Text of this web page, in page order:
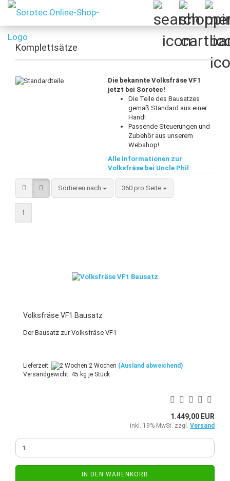
Komplettsätze
Die bekannte Volksfräse VF1
jetzt bei Sorotec!
Die Teile des Bausatzes
gemäß Standard aus einer
Hand!
Passende Steuerungen und
Zubehör aus unserem
Webshop!
Alle Informationen zur
Volksfräse bei Uncle Phil
Sortieren nach
Sortieren nach 360 pro Seite
pro Seite
1
Volksfräse VF1 Bausatz
Der Bausatz zur Volksfräse VF1
Lieferzeit: 2 Wochen (Ausland abweichend)
Versandgewicht: 45 kg je Stück
1.449,00 EUR
inkl. 19% MwSt. zzgl. Versand
IN DEN WARENKORB